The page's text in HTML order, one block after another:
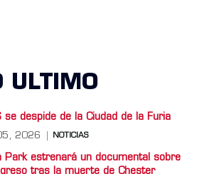
ULTIMO
se despide de la Ciudad de la Furia
2026 NOTICIAS
Park estrenará un documental sobre
tras la muerte de Chester